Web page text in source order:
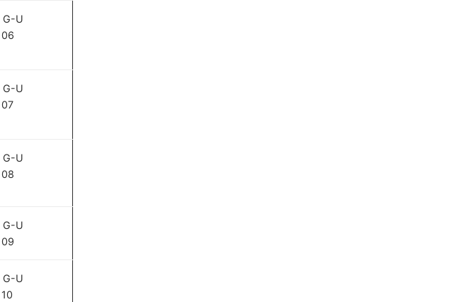
G-U
06
G-U
07
G-U
08
G-U
09
G-U